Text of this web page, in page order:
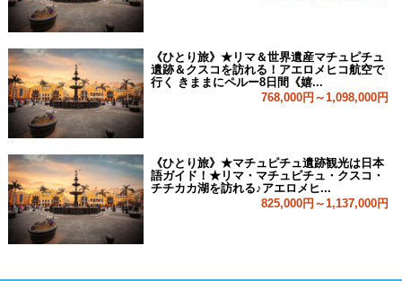
《ひとり旅》★リマ＆世界遺産マチュピチュ
遺跡＆クスコを訪れる！アエロメヒコ航空で
行く きままにペルー8日間《嬉...
768,000円～1,098,000円
《ひとり旅》★マチュピチュ遺跡観光は日本
語ガイド！★リマ・マチュピチュ・クスコ・
チチカカ湖を訪れる♪アエロメヒ...
825,000円～1,137,000円